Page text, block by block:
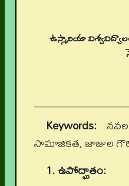
ఉస్మానియా
Keywords:
సామాజికత, జాజుల
1. ఉపోద్ఘాతం: